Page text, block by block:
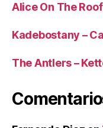
Alice On The
Kadebostany –
The Antlers –